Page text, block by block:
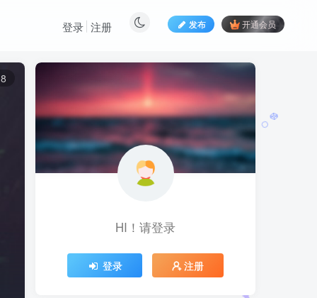
发布 开通会员
登录 注册
8
HI！请登录
登录 注册